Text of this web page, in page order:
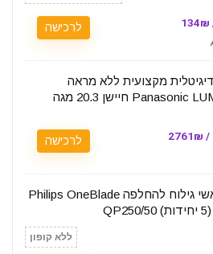
לרכישה
מקצועית ללא מראה
Panasonic LUMIX G95 חיישן 20.3 מגה
לרכישה
ערכת ראשי גילוח להחלפה Philips OneBlade
ללא קופון